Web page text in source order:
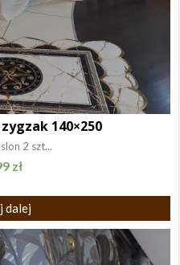
140×250
2 szt...
zł
dalej